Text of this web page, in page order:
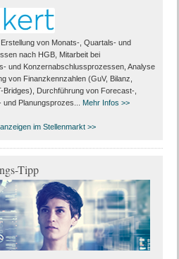
von Monats‑, Quartals‑ und
nach HGB, Mitarbeit bei
und Konzernabschlussprozessen, Analyse
von Finanzkennzahlen (GuV, Bilanz,
Bridges), Durchführung von Forecast‑,
und Planungsprozes...
Mehr Infos >>
im Stellenmarkt >>
Tipp